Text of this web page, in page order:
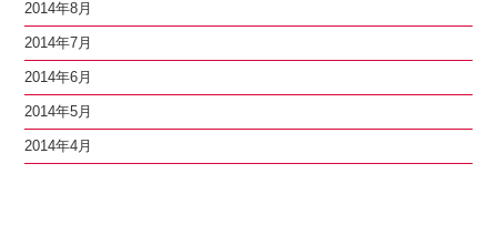
2014年8月
2014年7月
2014年6月
2014年5月
2014年4月